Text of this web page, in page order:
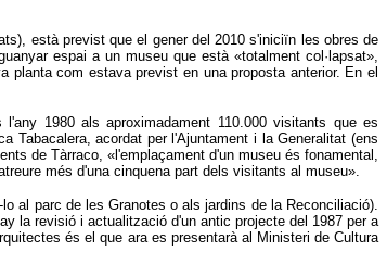
està previst que el gener del 2010 s'iniciïn les obres de
espai a un museu que està «totalment col·lapsat»,
com estava previst en una proposta anterior. En el
1980 als aproximadament 110.000 visitants que es
Tabacalera, acordat per l'Ajuntament i la Generalitat (ens
de Tàrraco, «l'emplaçament d'un museu és fonamental,
més d'una cinquena part dels visitants al museu».
al parc de les Granotes o als jardins de la Reconciliació).
la revisió i actualització d'un antic projecte del 1987 per a
és el que ara es presentarà al Ministeri de Cultura